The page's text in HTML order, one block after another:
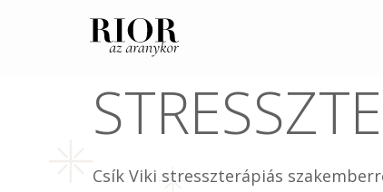
HOGYAN
Csík Viki stresszterápiás